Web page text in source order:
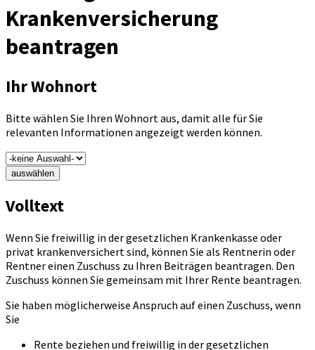
Krankenversicherung
beantragen
Ihr Wohnort
Bitte wählen Sie Ihren Wohnort aus, damit alle für Sie
relevanten Informationen angezeigt werden können.
auswählen
Volltext
Wenn Sie freiwillig in der gesetzlichen Krankenkasse oder
privat krankenversichert sind, können Sie als Rentnerin oder
Rentner einen Zuschuss zu Ihren Beiträgen beantragen. Den
Zuschuss können Sie gemeinsam mit Ihrer Rente beantragen.
Sie haben möglicherweise Anspruch auf einen Zuschuss, wenn
Sie
Rente beziehen und freiwillig in der gesetzlichen